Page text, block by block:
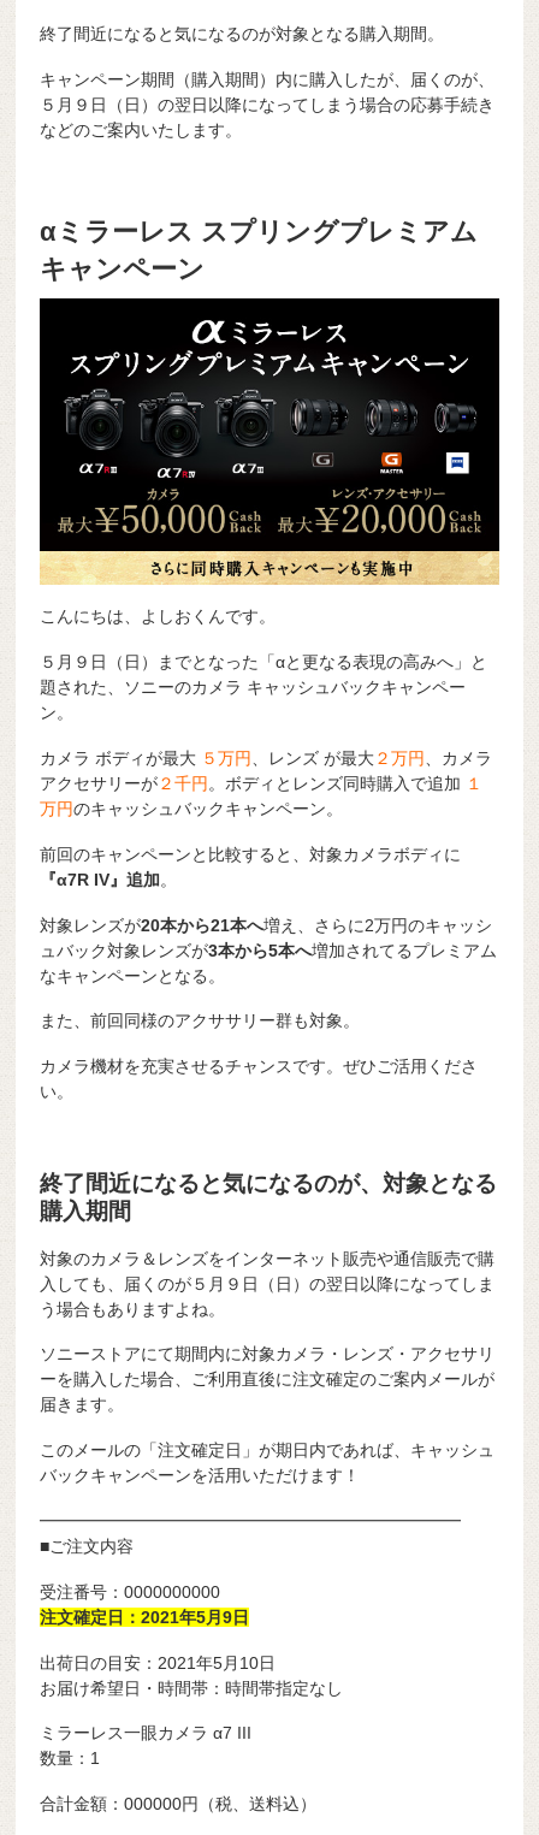
終了間近になると気になるのが対象となる購入期間。
キャンペーン期間（購入期間）内に購入したが、届くのが、
５月９日（日）の翌日以降になってしまう場合の応募手続き
などのご案内いたします。
αミラーレス スプリングプレミアム
キャンペーン
こんにちは、よしおくんです。
５月９日（日）までとなった「αと更なる表現の高みへ」と
題された、ソニーのカメラ キャッシュバックキャンペー
ン。
カメラ ボディが最大 ５万円 、レンズ が最大２万円
、カメラ
アクセサリーが２千円 。ボディとレンズ同時購入で追加 １
万円のキャッシュバックキャンペーン。
前回のキャンペーンと比較すると、対象カメラボディに
『α7R IV』追加。
対象レンズが20本から21本へ増え、さらに2万円のキャッシ
ュバック対象レンズが3本から5本へ増加されてるプレミアム
なキャンペーンとなる。
また、前回同様のアクササリー群も対象。
カメラ機材を充実させるチャンスです。ぜひご活用くださ
い。
終了間近になると気になるのが、対象となる
購入期間
対象のカメラ＆レンズをインターネット販売や通信販売で購
入しても、届くのが５月９日（日）の翌日以降になってしま
う場合もありますよね。
ソニーストアにて期間内に対象カメラ・レンズ・アクセサリ
ーを購入した場合、ご利用直後に注文確定のご案内メールが
届きます。
このメールの「注文確定日」が期日内であれば、キャッシュ
バックキャンペーンを活用いただけます！
━━━━━━━━━━━━━━━━━━━━━━━━━
■ご注文内容
受注番号：0000000000
注文確定日：2021年5月9日
出荷日の目安：2021年5月10日
お届け希望日・時間帯：時間帯指定なし
ミラーレス一眼カメラ α7 III
数量：1
合計金額：000000円（税、送料込）